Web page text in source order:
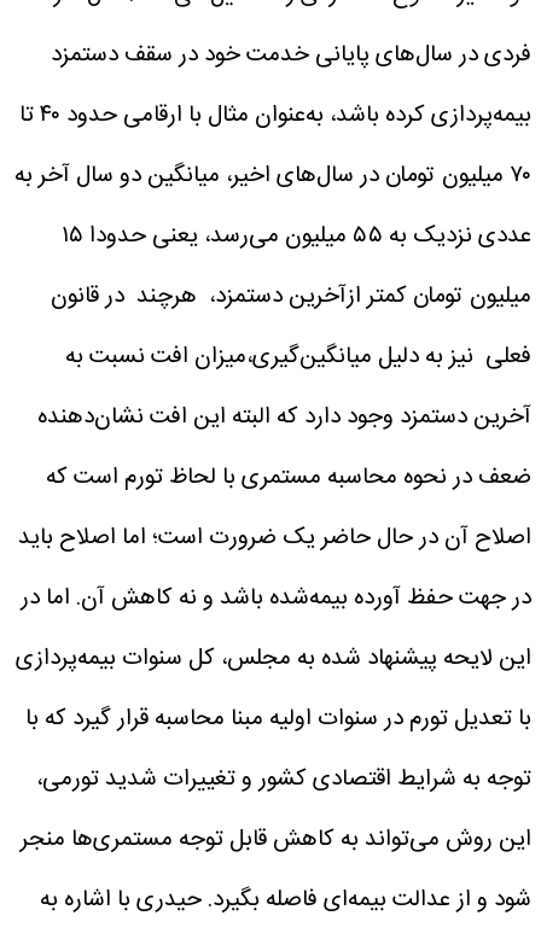
فردی در سال‌های پایانی خدمت خود در سقف دستمزد
بیمه‌پردازی کرده باشد، به‌عنوان مثال با ارقامی حدود ۴۰ تا
۷۰ میلیون تومان در سال‌های اخیر، میانگین دو سال آخر به
عددی نزدیک به ۵۵ میلیون می‌رسد، یعنی حدودا ۱۵
میلیون تومان کمتر ازآخرین دستمزد، هرچند در قانون
فعلی نیز به دلیل میانگین‌گیری،میزان افت نسبت به
آخرین دستمزد وجود دارد که البته این افت نشان‌دهنده
ضعف در نحوه محاسبه مستمری با لحاظ تورم است که
اصلاح آن در حال حاضر یک ضرورت است؛ اما اصلاح باید
در جهت حفظ آورده بیمه‌شده باشد و نه کاهش آن. اما در
این لایحه پیشنهاد شده به مجلس، کل سنوات بیمه‌پردازی
با تعدیل تورم در سنوات اولیه مبنا محاسبه قرار گیرد که با
توجه به شرایط اقتصادی کشور و تغییرات شدید تورمی،
این روش می‌تواند به کاهش قابل توجه مستمری‌ها منجر
شود و از عدالت بیمه‌ای فاصله بگیرد.حیدری با اشاره به